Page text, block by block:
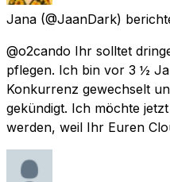
Jana (@JaanDark)
@o2cando Ihr solltet
pflegen. Ich bin vor 3 ½
Konkurrenz gewechselt
gekündigt. Ich möchte
werden, weil Ihr Euren